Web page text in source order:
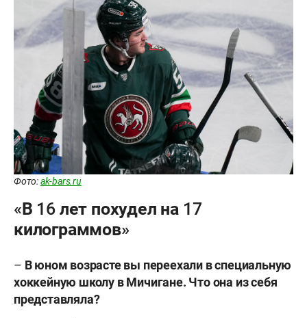
Фото:ak-bars.ru
«В 16 лет похудел на 17
килограммов»
– В юном возрасте вы переехали в специальную
хоккейную школу в Мичигане. Что она из себя
представляла?